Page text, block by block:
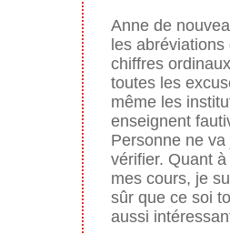
Anne de
les abréviations
chiffres
toutes les
même les
enseignent
Personne ne va
vérifier. Quant
mes cours, je
sûr que ce soi
aussi